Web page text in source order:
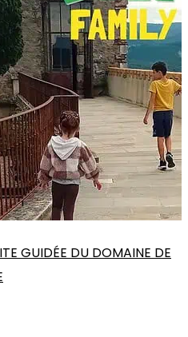
GUIDÉE DU DOMAINE DE